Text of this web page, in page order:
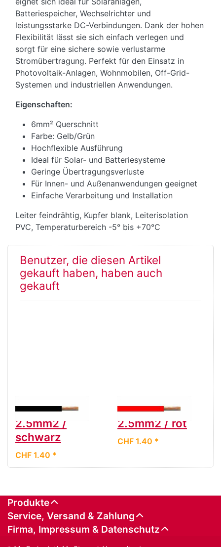
Batteriespeicher, Wechselrichter und
leistungsstarke DC-Verbindungen. Dank der hohen
Flexibilität lässt sie sich einfach verlegen und
sorgt für eine sichere sowie verlustarme
Stromübertragung. Perfekt für den Einsatz in
Photovoltaik-Anlagen, Wohnmobilen, Off-Grid-
Systemen und industriellen Anwendungen.
Eigenschaften:
6mm² Querschnitt
Farbe: Gelb/Grün
Hochflexible Ausführung
Ideal für Solar- und Batteriesysteme
Geringe Übertragungsverluste
Für Innen- und Außenanwendungen geeignet
Einfache Verarbeitung und Installation
Leiter feindrähtig, Kupfer blank, Leiterisolation
PVC, Temperaturbereich -5° bis +70°C
Benutzer, die diesen Artikel
gekauft haben, haben auch
gekauft
Kabel T-Litze
2.5mm2 /
schwarz
CHF 1.40 *
Kabel T-Litze
2.5mm2 / rot
CHF 1.40 *
Produkte
Service, Versand & Zahlung
Firma, Impressum & Datenschutz